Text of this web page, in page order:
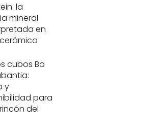
la
mineral
en
cubos Bo
y
para
del